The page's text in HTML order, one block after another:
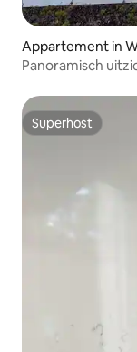
Appartement in
Panoramisch
Superhost
Superhost